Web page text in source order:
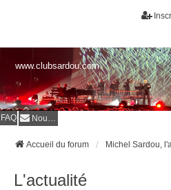
www.clubsardou.com
FAQ Nous contacter
Accueil du forum Michel Sardou,
L'actualité